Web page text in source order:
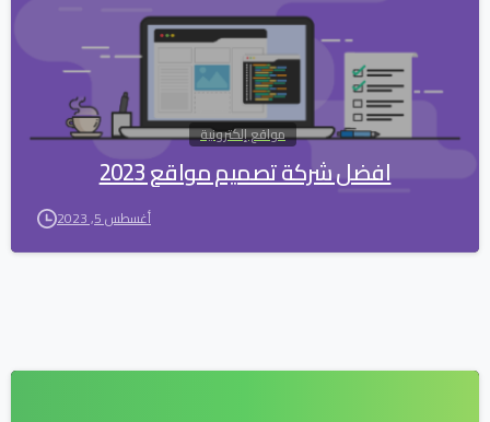
مواقع إلكترونية
افضل شركة تصميم مواقع 2023
أغسطس 5, 2023